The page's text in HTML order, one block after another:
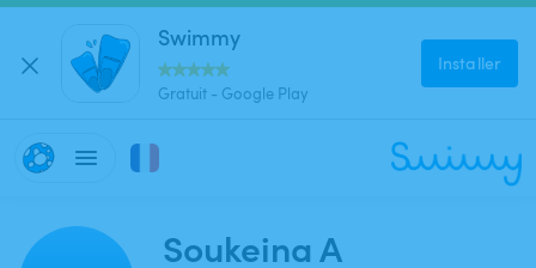
Swimmy
Gratuit - Google Play
Installer
Soukeina A